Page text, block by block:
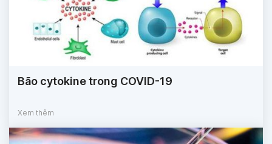
Bão cytokine trong COVID-19
Xem thêm